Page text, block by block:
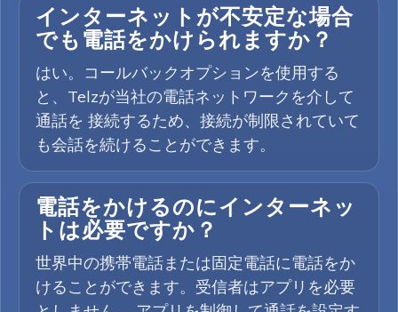
インターネットが不安定な場合
でも電話をかけられますか？
はい。コールバックオプションを使用する
と、Telzが当社の電話ネットワークを介して
通話を 接続するため、接続が制限されていて
も会話を続けることができます。
電話をかけるのにインターネッ
トは必要ですか？
世界中の携帯電話または固定電話に電話をか
けることができます。受信者はアプリを必要